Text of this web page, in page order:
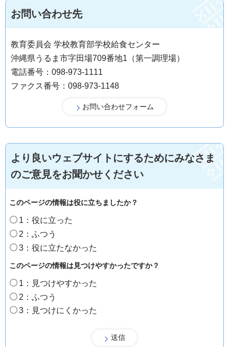
お問い合わせ先
教育委員会 学校教育部学校給食センター
沖縄県うるま市字田場709番地1（第一調理場）
電話番号：098-973-1111
ファクス番号：098-973-1148
より良いウェブサイトにするためにみなさま
のご意見をお聞かせください
このページの情報は役に立ちましたか？
1：役に立った
2：ふつう
3：役に立たなかった
このページの情報は見つけやすかったですか？
1：見つけやすかった
2：ふつう
3：見つけにくかった